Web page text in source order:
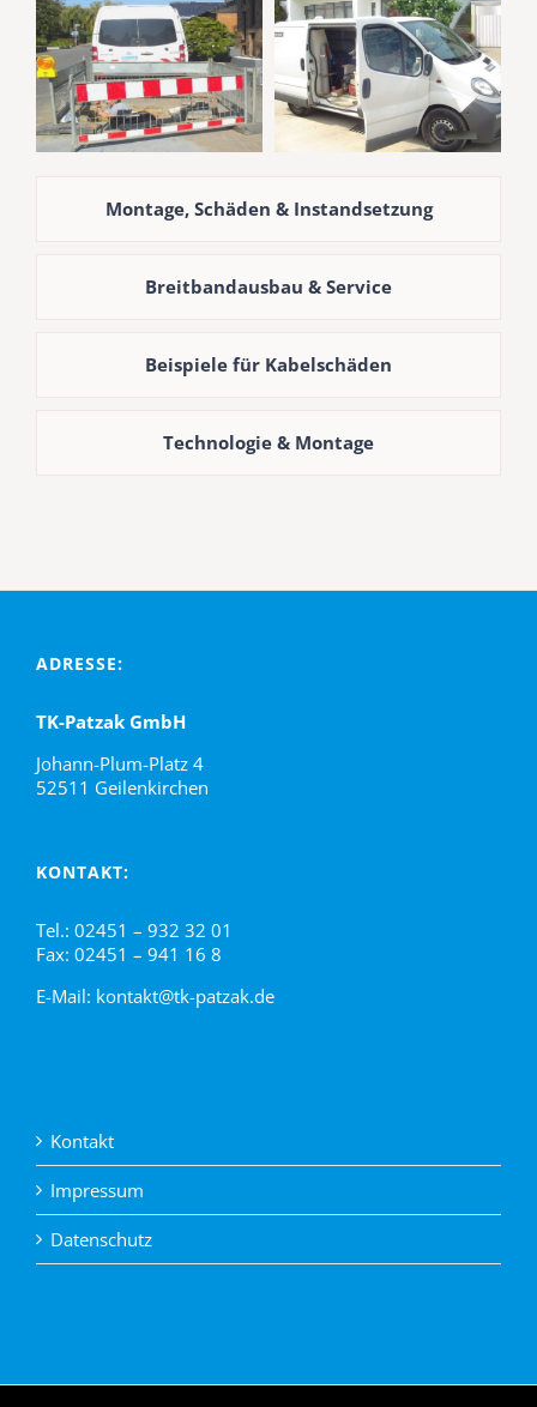
Montage, Schäden & Instandsetzung
Breitbandausbau & Service
Beispiele für Kabelschäden
Technologie & Montage
ADRESSE:
TK-Patzak GmbH
Johann-Plum-Platz 4
52511 Geilenkirchen
KONTAKT:
Tel.: 02451 – 932 32 01
Fax: 02451 – 941 16 8
E-Mail: kontakt@tk-patzak.de
Kontakt
Impressum
Datenschutz